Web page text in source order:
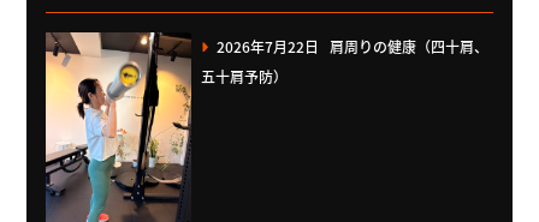
2026年7月22日
肩周りの健康（四十肩、
五十肩予防）